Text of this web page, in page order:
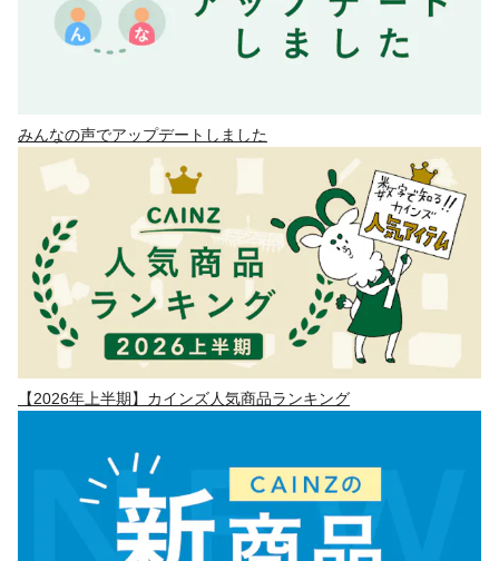
みんなの声でアップデートしました
【2026年上半期】カインズ人気商品ランキング